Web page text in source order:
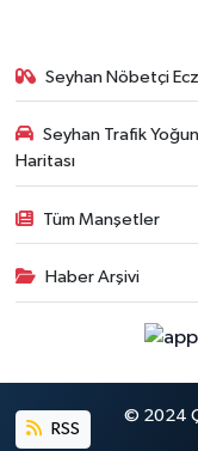
Seyhan Nöbetçi
Seyhan Trafik
Haritası
Tüm Manşetler
Haber Arşivi
RSS
© 2024